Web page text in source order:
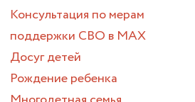
Консультация по мерам
поддержки СВО в МАХ
Досуг детей
Рождение ребенка